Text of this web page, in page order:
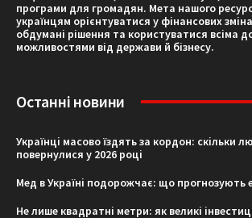
програми для громадян. Мета нашого
українцям орієнтуватися у фінансових
обдумані рішення та користуватися всіма
можливостями від держави й бізнесу.
Останні новини
Українці масово їздять за кордон: скільки
повернулися у 2026 році
Мед в Україні подорожчає: що прогнозують
Не лише квадратні метри: як великі